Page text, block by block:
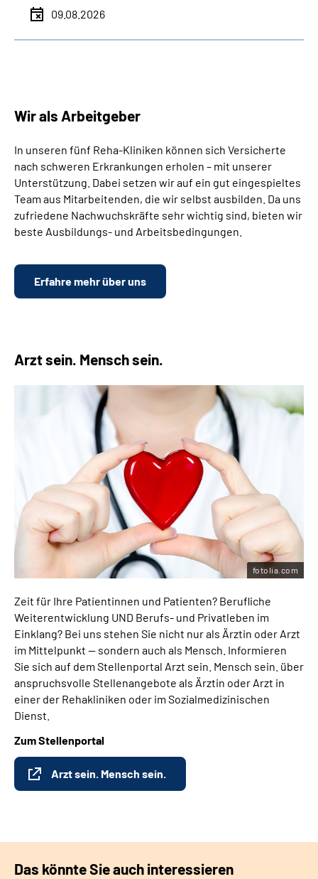
09.08.2026
Wir als Arbeitgeber
In unseren fünf Reha-Kliniken können sich Versicherte
nach schweren Erkrankungen erholen – mit unserer
Unterstützung. Dabei setzen wir auf ein gut eingespieltes
Team aus Mitarbeitenden, die wir selbst ausbilden. Da uns
zufriedene Nachwuchskräfte sehr wichtig sind, bieten wir
beste Ausbildungs- und Arbeitsbedingungen.
Erfahre mehr über uns
Arzt sein. Mensch sein.
Zeit für Ihre Patientinnen und Patienten? Berufliche
Weiterentwicklung UND Berufs- und Privatleben im
Einklang? Bei uns stehen Sie nicht nur als Ärztin oder Arzt
im Mittelpunkt — sondern auch als Mensch. Informieren
Sie sich auf dem Stellenportal Arzt sein. Mensch sein. über
anspruchsvolle Stellenangebote als Ärztin oder Arzt in
einer der Rehakliniken oder im Sozialmedizinischen
Dienst.
Zum Stellenportal
Arzt sein. Mensch sein.
fotolia.com
Das könnte Sie auch interessieren